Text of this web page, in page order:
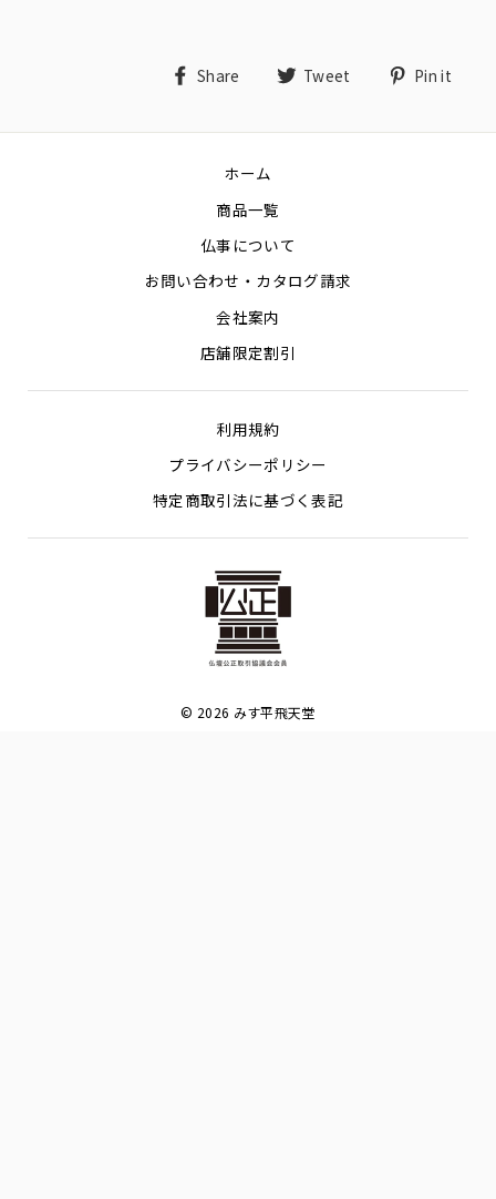
Share
Share Tweet
Tweet Pin it
ホーム
商品一覧
仏事について
お問い合わせ・カタログ請求
会社案内
店舗限定割引
利用規約
プライバシーポリシー
特定商取引法に基づく表記
© 2026 みす平飛天堂